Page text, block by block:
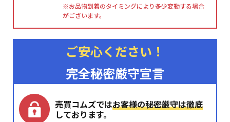
※お品物到着のタイミングにより多少変動する場合
がございます。
ご安心ください！
完全秘密厳守宣言
売買コムズではお客様の秘密厳守は徹底
しております。